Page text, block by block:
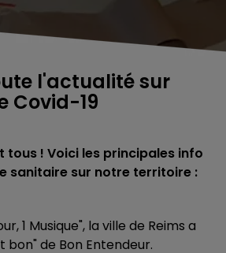
l'actualité sur
Covid-19
tous ! Voici les principales info
sanitaire sur notre territoire :
1 Musique", la ville de Reims a
bon" de Bon Entendeur.